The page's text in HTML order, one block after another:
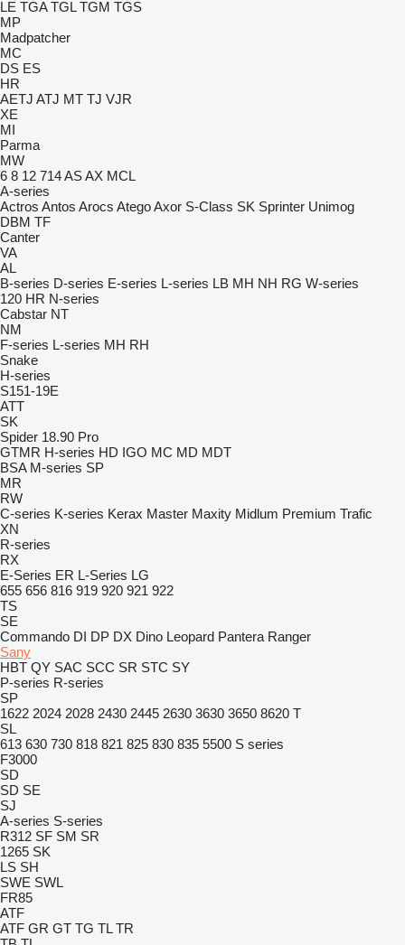
LE TGA TGL TGM TGS
MP
Madpatcher
MC
DS ES
HR
AETJ ATJ MT TJ VJR
XE
MI
Parma
MW
6 8 12 714ASAX MCL
A-series
Actros Antos Arocs AtegoAxor S-Class SK Sprinter Unimog
DBM TF
Canter
VA
AL
B-series D-series E-series L-series LB MH NH RG W-series
120 HR N-series
Cabstar NT
NM
F-series L-series MH RH
Snake
H-series
S151-19E
ATT
SK
Spider 18.90 Pro
GTMR H-series HD IGO MC MD MDT
BSA M-series SP
MR
RW
C-series K-series Kerax Master Maxity Midlum Premium Trafic
XN
R-series
RX
E-Series ER L-Series LG
655 656 816 919 920 921 922
TS
SE
Commando DI DP DX Dino Leopard Pantera Ranger
Sany
HBT QY SAC SCC SR STC SY
P-series R-series
SP
1622 2024 2028 2430 2445 2630 3630 3650 8620 T
SL
613 630 730 818 821 825 830 835 5500 S series
F3000
SD
SD SE
SJ
A-series S-series
R312 SF SM SR
1265 SK
LS SH
SWE SWL
FR85
ATF
ATF GR GT TG TL TR